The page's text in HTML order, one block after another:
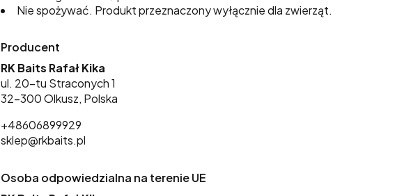
Nie spożywać. Produkt przeznaczony wyłącznie dla zwierząt.
Producent
RK Baits Rafał Kika
ul. 20-tu Straconych 1
32-300 Olkusz, Polska
+48606899929
sklep@rkbaits.pl
Osoba odpowiedzialna na terenie UE